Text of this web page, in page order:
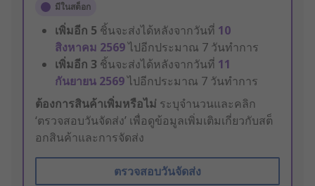
มีในสต็อก
เพิ่มอีก 5 ชิ้นจะส่งได้หลังจากวันที่ 10
สิงหาคม 2569ไปอีกประมาณ 7 วันทำการ
เพิ่มอีก 3 ชิ้นจะส่งได้หลังจากวันที่ 11
กันยายน 2569ไปอีกประมาณ 7 วันทำการ
ต้องการสินค้าเพิ่มหรือไม่ ระบุจำนวนและคลิก
‘ตรวจสอบวันจัดส่ง’ เพื่อดูข้อมูลเพิ่มเติมเกี่ยวกับสต็
อกสินค้าและการจัดส่ง
ตรวจสอบวันจัดส่ง